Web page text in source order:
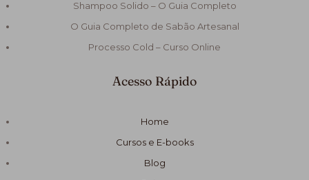
Shampoo Solido – O Guia Completo
O Guia Completo de Sabão Artesanal
Processo Cold – Curso Online
Acesso Rápido
Home
Cursos e E-books
Blog